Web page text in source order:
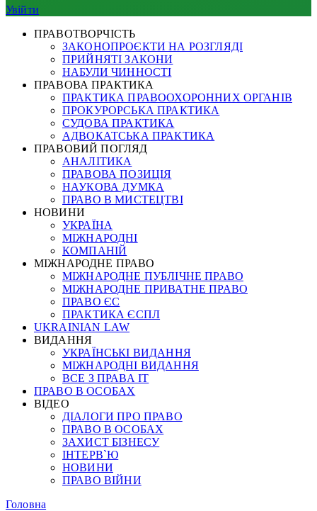
Увійти
ПРАВОТВОРЧІСТЬ
ЗАКОНОПРОЄКТИ НА РОЗГЛЯДІ
ПРИЙНЯТІ ЗАКОНИ
НАБУЛИ ЧИННОСТІ
ПРАВОВА ПРАКТИКА
ПРАКТИКА ПРАВООХОРОННИХ ОРГАНІВ
ПРОКУРОРСЬКА ПРАКТИКА
СУДОВА ПРАКТИКА
АДВОКАТСЬКА ПРАКТИКА
ПРАВОВИЙ ПОГЛЯД
АНАЛІТИКА
ПРАВОВА ПОЗИЦІЯ
НАУКОВА ДУМКА
ПРАВО В МИСТЕЦТВІ
НОВИНИ
УКРАЇНА
МІЖНАРОДНІ
КОМПАНІЙ
МІЖНАРОДНЕ ПРАВО
МІЖНАРОДНЕ ПУБЛІЧНЕ ПРАВО
МІЖНАРОДНЕ ПРИВАТНЕ ПРАВО
ПРАВО ЄС
ПРАКТИКА ЄСПЛ
UKRAINIAN LAW
ВИДАННЯ
УКРАЇНСЬКІ ВИДАННЯ
МІЖНАРОДНІ ВИДАННЯ
ВСЕ З ПРАВА ІТ
ПРАВО В ОСОБАХ
ВІДЕО
ДІАЛОГИ ПРО ПРАВО
ПРАВО В ОСОБАХ
ЗАХИСТ БІЗНЕСУ
ІНТЕРВ`Ю
НОВИНИ
ПРАВО ВІЙНИ
Головна